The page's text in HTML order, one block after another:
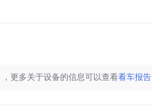
，更多关于设备的信息可以查看看车报告